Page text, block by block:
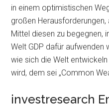
in einem optimistischen
großen
Mittel diesen zu begegnen,
Welt GDP dafür aufwenden
wie sich die Welt
wird, dem sei „Common
investresearch